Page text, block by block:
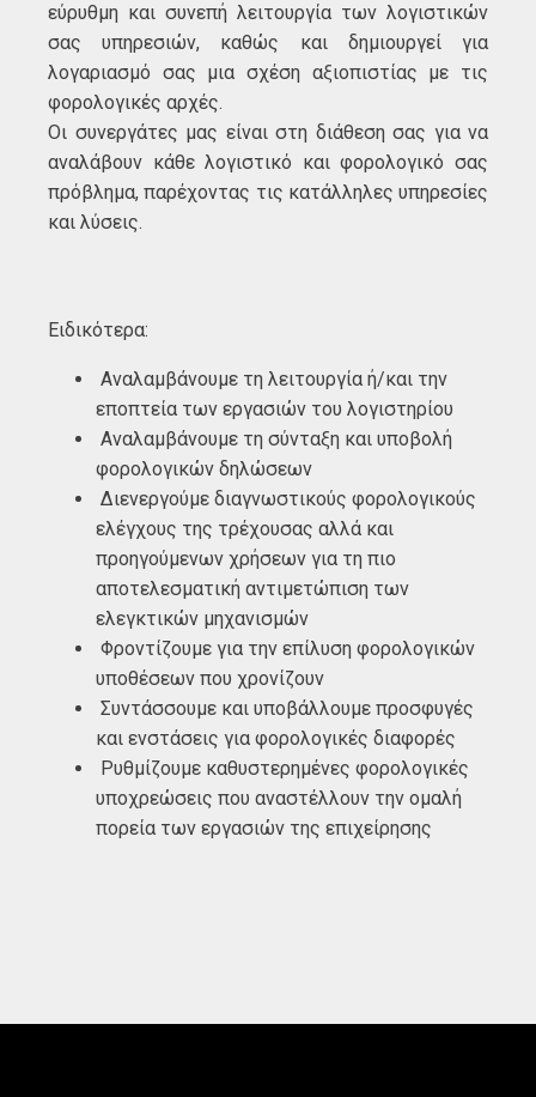
εύρυθμη και συνεπή λειτουργία των λογιστικών
σας υπηρεσιών, καθώς και δημιουργεί για
λογαριασμό σας μια σχέση αξιοπιστίας με τις
φορολογικές αρχές.
Οι συνεργάτες μας είναι στη διάθεση σας για να
αναλάβουν κάθε λογιστικό και φορολογικό σας
πρόβλημα, παρέχοντας τις κατάλληλες υπηρεσίες
και λύσεις.
Ειδικότερα:
Αναλαμβάνουμε τη λειτουργία ή/και την
εποπτεία των εργασιών του λογιστηρίου
Αναλαμβάνουμε τη σύνταξη και υποβολή
φορολογικών δηλώσεων
Διενεργούμε διαγνωστικούς φορολογικούς
ελέγχους της τρέχουσας αλλά και
προηγούμενων χρήσεων για τη πιο
αποτελεσματική αντιμετώπιση των
ελεγκτικών μηχανισμών
Φροντίζουμε για την επίλυση φορολογικών
υποθέσεων που χρονίζουν
Συντάσσουμε και υποβάλλουμε προσφυγές
και ενστάσεις για φορολογικές διαφορές
Ρυθμίζουμε καθυστερημένες φορολογικές
υποχρεώσεις που αναστέλλουν την ομαλή
πορεία των εργασιών της επιχείρησης